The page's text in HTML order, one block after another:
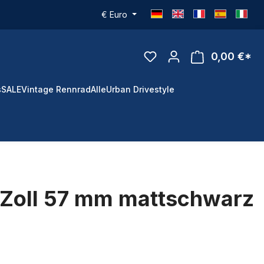
€ Euro
0,00 €*
SALEVintage RennradAlleUrban Drivestyle
57 mm mattschwarz